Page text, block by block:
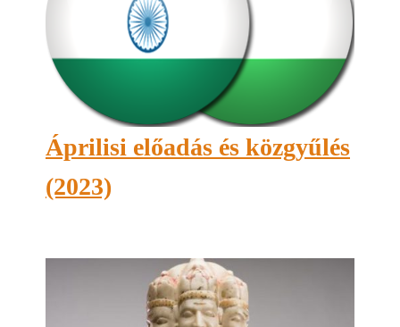
Áprilisi előadás és közgyűlés
(2023)